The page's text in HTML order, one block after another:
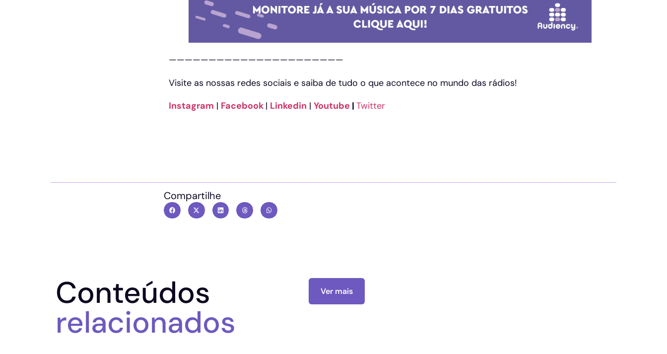
——————————————————————
Visite as nossas redes sociais e saiba de tudo o que acontece no mundo das rádios!
Instagram | Facebook | Linkedin | Youtube | Twitter
Compartilhe
Conteúdos
relacionados
Ver mais